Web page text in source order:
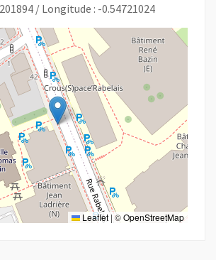
/ Longitude : -0.54721024
Leaflet |©OpenStreetMap